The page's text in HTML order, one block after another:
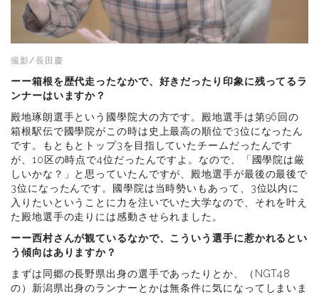
撮影/長田慶
ーー箱根を歴代走ったなかで、好きだったり印象に残ってるラ
ンナーはいますか？
殿地琢朗選手という國學院大の方です。殿地選手は第96回の
箱根駅伝で國學院がこの時は史上最高の順位で3位になったん
です。もともとトップ3を目指していたチームだったんです
が、10区の時点で4位だったんですよ。なので、「國學院は厳
しいかな？」と思っていたんですが、殿地選手が最後の最後で
3位になったんです。國學院は当時勢いもあって、3位以内に
入りたいということに力を注いでいた大学なので、それを叶え
た殿地選手の走りには感動させられました。
ーー西村さんが観ているなかで、こういう選手に惹かれるとい
う傾向はありますか？
まずは同郷の長野県出身の選手であったりとか、（NGT48
の）新潟県出身のランナーとかは無条件に気になってしまいま